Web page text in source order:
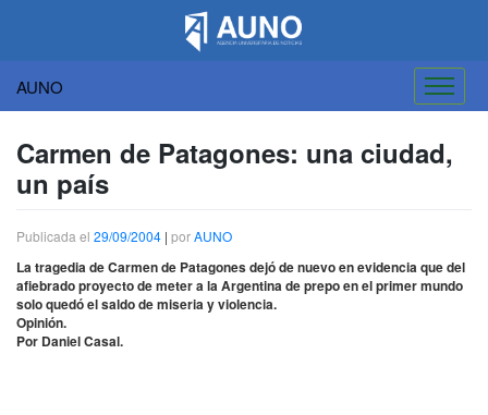
AUNO
contenido
Carmen de Patagones: una ciudad,
un país
Publicada el 29/09/2004 | porAUNO
La tragedia de Carmen de Patagones dejó de nuevo en evidencia que del
afiebrado proyecto de meter a la Argentina de prepo en el primer mundo
solo quedó el saldo de miseria y violencia.
Opinión.
Por Daniel Casal.